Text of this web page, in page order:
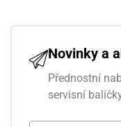
Novinky a
Přednostní
servisní